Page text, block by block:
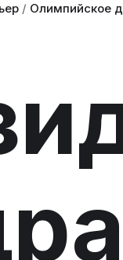
/ Олимпийское